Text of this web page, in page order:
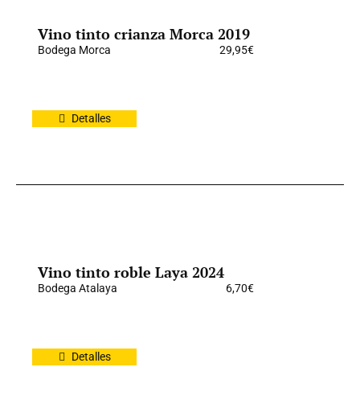
Vino tinto crianza Morca 2019
Bodega Morca 29,95€
Detalles
Vino tinto roble Laya 2024
Bodega Atalaya 6,70€
Detalles